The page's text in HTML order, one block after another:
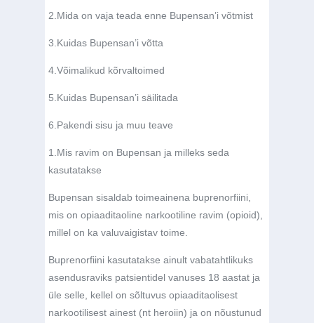
2. Mida on vaja teada enne Bupensan’i võtmist
3. Kuidas Bupensan’i võtta
4. Võimalikud kõrvaltoimed
5. Kuidas Bupensan’i säilitada
6. Pakendi sisu ja muu teave
1. Mis ravim on Bupensan ja milleks seda
kasutatakse
Bupensan sisaldab toimeainena buprenorfiini,
mis on opiaaditaoline narkootiline ravim (opioid),
millel on ka valuvaigistav toime.
Buprenorfiini kasutatakse ainult vabatahtlikuks
asendusraviks patsientidel vanuses 18 aastat ja
üle selle, kellel on sõltuvus opiaaditaolisest
narkootilisest ainest (nt heroiin) ja on nõustunud